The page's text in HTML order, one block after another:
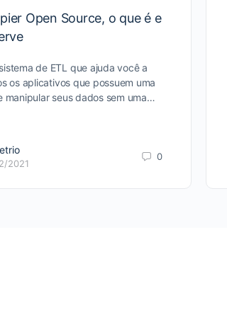
Open Source, o que é e
de ETL que ajuda você a
os aplicativos que possuem uma
manipular seus dados sem uma…
2021
0